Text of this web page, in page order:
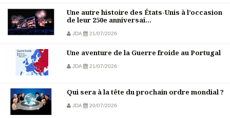
Une autre histoire des États-Unis à l’occasion
de leur 250e anniversai...
JDA 21/07/2026
Une aventure de la Guerre froide au Portugal
JDA 21/07/2026
Qui sera à la tête du prochain ordre mondial ?
JDA 20/07/2026